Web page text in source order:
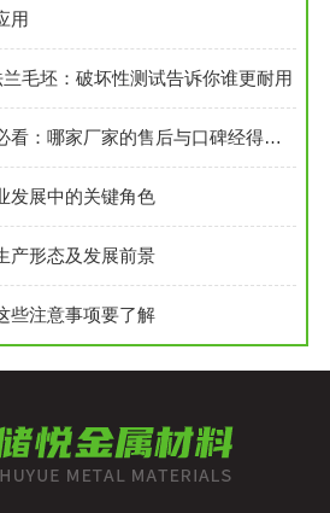
用
毛坯：破坏性测试告诉你谁更耐用
国标法兰毛坯采购必看：哪家厂家的售后与口碑经得起考验？
发展中的关键角色
产形态及发展前景
些注意事项要了解